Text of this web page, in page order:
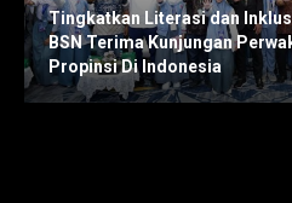
Tingkatkan Literasi dan
BSN Terima Kunjungan
Propinsi Di Indonesia